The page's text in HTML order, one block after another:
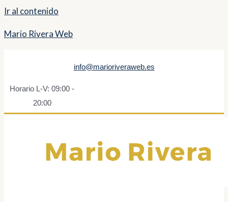
Ir al contenido
Mario Rivera Web
info@marioriveraweb.es
Horario L-V: 09:00 -
20:00